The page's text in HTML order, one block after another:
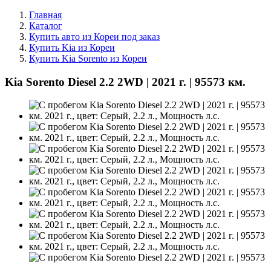
Главная
Каталог
Купить авто из Кореи под заказ
Купить Kia из Кореи
Купить Kia Sorento из Кореи
Kia Sorento Diesel 2.2 2WD | 2021 г. | 95573 км.